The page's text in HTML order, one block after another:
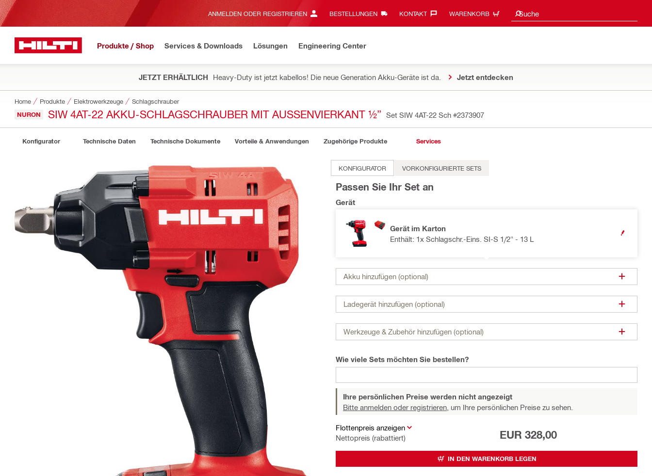
ANMELDEN ODER REGISTRIEREN BESTELLUNGEN KONTAKT‎ WARENKORB Suche
Suchvorschläge
Produkte / Shop Services & Downloads Lösungen Engineering Center
JETZT ERHÄLTLICH Heavy-Duty ist jetzt kabellos! Die neue Generation Akku-Geräte ist da. Jetzt entdecken
Home Produkte Elektrowerkzeuge Schlagschrauber
NURON SIW 4AT-22 AKKU-SCHLAGSCHRAUBER MIT AUSSENVIERKANT ½” Set SIW 4AT-22 Sch #2373907
Konfigurator Technische Daten Technische Dokumente Vorteile & Anwendungen Zugehörige Produkte Services
KONFIGURATOR VORKONFIGURIERTE SETS
Passen Sie Ihr Set an
Gerät
Gerät im Karton
Enthält: 1x Schlagschr.-Eins. SI-S 1/2" - 13 L
OPEN
Akku hinzufügen (optional)
Ladegerät hinzufügen (optional)
Werkzeuge & Zubehör hinzufügen (optional)
Wie viele Sets möchten Sie bestellen?
Ihre persönlichen Preise werden nicht angezeigt
Bitte anmelden oder registrieren, um Ihre persönlichen Preise zu sehen.
Flottenpreis anzeigen
Nettopreis (rabattiert)
EUR 328,00
IN DEN WARENKORB LEGEN